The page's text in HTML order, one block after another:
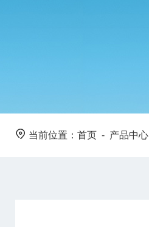
当前位置： 首页 - 产品中心